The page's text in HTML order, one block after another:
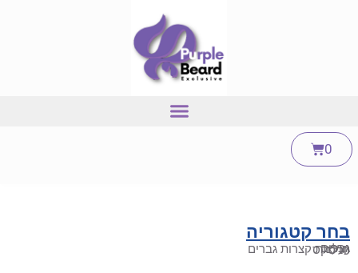
0
בחר קטגוריה
גברים
חולצות קצרות גברים
יוניסקס
כללי